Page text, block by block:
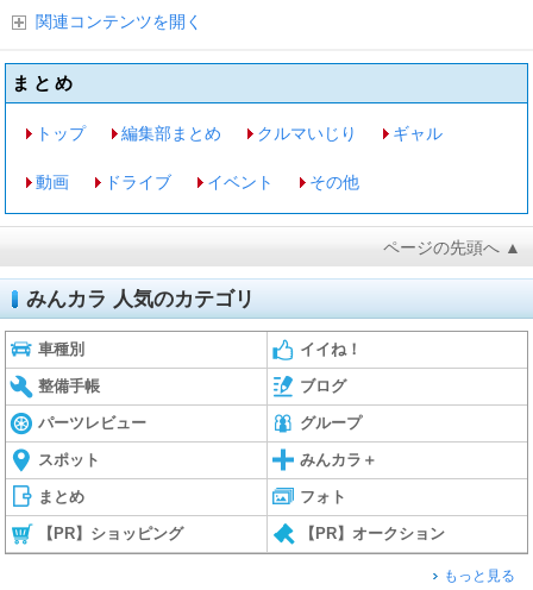
関連コンテンツを開く
まとめ
トップ 編集部まとめ クルマいじり ギャル
動画 ドライブ イベント その他
ページの先頭へ ▲
みんカラ 人気のカテゴリ
車種別 イイね！
整備手帳 ブログ
パーツレビュー グループ
スポット みんカラ＋
まとめ フォト
【PR】ショッピング 【PR】オークション
もっと見る